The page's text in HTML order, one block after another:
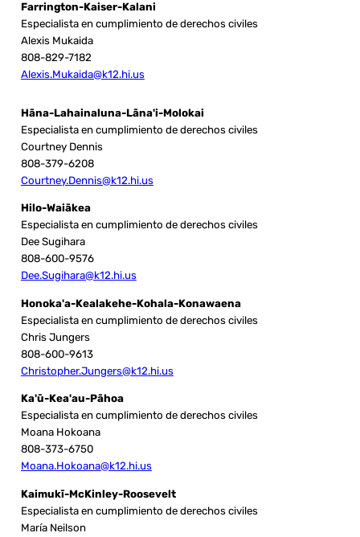
Farrington-Kaiser-Kalani
Especialista en cumplimiento de derechos civiles
Alexis Mukaida
808-829-7182
Alexis.Mukaida@k12.hi.us
Hāna-Lahainaluna-Lāna'i-Molokai
Especialista en cumplimiento de derechos civiles
Courtney Dennis
808-379-6208
Courtney.Dennis@k12.hi.us
Hilo-Waiākea
Especialista en cumplimiento de derechos civiles
Dee Sugihara
808-600-9576
Dee.Sugihara@k12.hi.us
Honoka'a-Kealakehe-Kohala-Konawaena
Especialista en cumplimiento de derechos civiles
Chris Jungers
808-600-9613
Christopher.Jungers@k12.hi.us
Ka'ū-Kea'au-Pāhoa
Especialista en cumplimiento de derechos civiles
Moana Hokoana
808-373-6750
Moana.Hokoana@k12.hi.us
Kaimukī-McKinley-Roosevelt
Especialista en cumplimiento de derechos civiles
María Neilson